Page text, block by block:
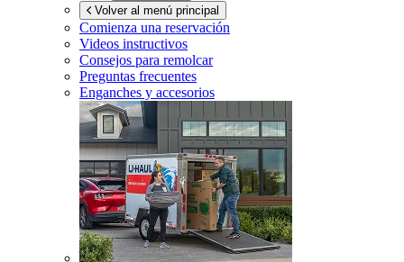
Volver al menú principal
Comienza una reservación
Videos instructivos
Consejos para remolcar
Preguntas frecuentes
Enganches y accesorios